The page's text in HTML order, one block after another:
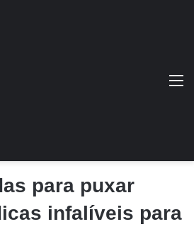
para puxar
infalíveis para